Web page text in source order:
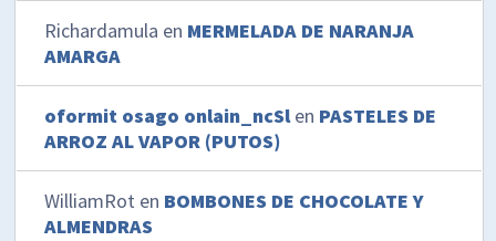
Richardamula en MERMELADA DE NARANJA
AMARGA
oformit osago onlain_ncSlen PASTELES DE
ARROZ AL VAPOR (PUTOS)
WilliamRot en BOMBONES DE CHOCOLATE Y
ALMENDRAS